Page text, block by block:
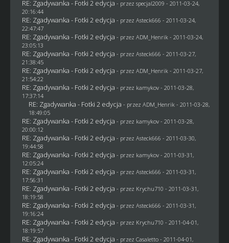
RE: Zgadywanka - Fotki 2 edycja - przez specjal2009 - 2011-03-24,
20:16:44
RE: Zgadywanka - Fotki 2 edycja - przez Asteck666 - 2011-03-24,
22:47:47
RE: Zgadywanka - Fotki 2 edycja - przez ADM_Henrik - 2011-03-24,
23:05:13
RE: Zgadywanka - Fotki 2 edycja - przez Asteck666 - 2011-03-27,
21:38:45
RE: Zgadywanka - Fotki 2 edycja - przez ADM_Henrik - 2011-03-27,
21:54:22
RE: Zgadywanka - Fotki 2 edycja - przez kamykov- 2011-03-28,
17:37:14
RE: Zgadywanka - Fotki 2 edycja - przez ADM_Henrik - 2011-03-28,
18:49:05
RE: Zgadywanka - Fotki 2 edycja - przez kamykov- 2011-03-28,
20:00:12
RE: Zgadywanka - Fotki 2 edycja - przez Asteck666 - 2011-03-30,
19:44:58
RE: Zgadywanka - Fotki 2 edycja - przez kamykov- 2011-03-31,
12:05:24
RE: Zgadywanka - Fotki 2 edycja - przez Asteck666 - 2011-03-31,
17:56:31
RE: Zgadywanka - Fotki 2 edycja - przez Krychu710 - 2011-03-31,
18:19:58
RE: Zgadywanka - Fotki 2 edycja - przez Asteck666 - 2011-03-31,
19:16:24
RE: Zgadywanka - Fotki 2 edycja - przez Krychu710 - 2011-04-01,
18:19:57
RE: Zgadywanka - Fotki 2 edycja - przez Casaletto- 2011-04-01,